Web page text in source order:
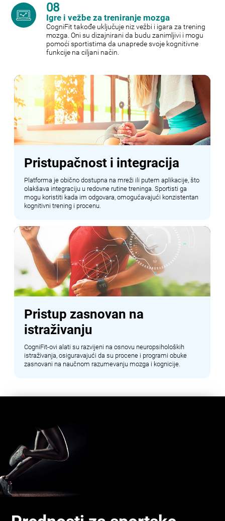
08
Igre i vežbe za treniranje mozga
CogniFit takođe uključuje niz vežbi i igara za trening
mozga. Oni su dizajnirani da budu zanimljivi i mogu
pomoći sportistima da unaprede svoje kognitivne
funkcije na ciljani način.
Pristupačnost i integracija
Platforma je obično dostupna na mreži ili putem aplikacije, što
olakšava integraciju u redovne rutine treninga. Sportisti ga
mogu koristiti kada im odgovara, omogućavajući konzistentan
kognitivni trening i procenu.
Pristup zasnovan na
istraživanju
CogniFit-ovi alati su razvijeni na osnovu neuropsiholoških
istraživanja, osiguravajući da su procene i programi obuke
zasnovani na naučnom razumevanju mozga i kognicije.